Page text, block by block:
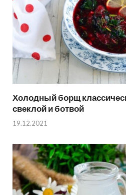
Холодный борщ
свеклой и ботвой
19.12.2021